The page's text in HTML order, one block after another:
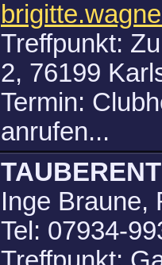
Treffpunkt:
2, 76199
Termin:
anrufen...
Inge Braune,
Tel: 07934-